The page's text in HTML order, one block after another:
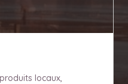
locaux,